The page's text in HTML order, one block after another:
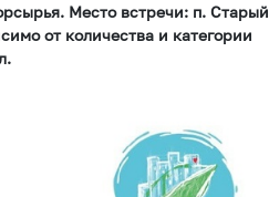
Место встречи: п. Старый
от количества и категории